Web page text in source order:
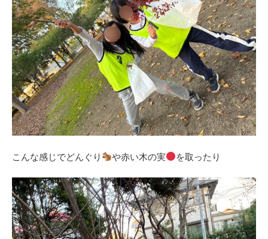
こんな感じでどんぐり や赤い木の実 を取ったり